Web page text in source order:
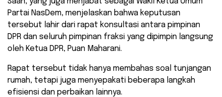
Partai NasDem, menjelaskan bahwa keputusan
tersebut lahir dari rapat konsultasi antara pimpinan
DPR dan seluruh pimpinan fraksi yang dipimpin langsung
oleh Ketua DPR, Puan Maharani.
Rapat tersebut tidak hanya membahas soal tunjangan
rumah, tetapi juga menyepakati beberapa langkah
efisiensi dan perbaikan lainnya.